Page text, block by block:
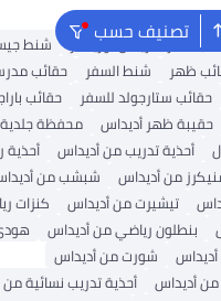
تصنيف حسب
سفر أمريكان توريستر
شنط
ظهر شنط السفر
حقائب
حقائب ستارجولد للسفر
حقائب
حقيبة ظهر أديداس
محفظة جلدية
أحذية تدريب من أديداس
أحذية
من أديداس
شبشب من
تيشيرت من أديداس
كنزات
بنطلون رياضي من أديداس
شورت من أديداس
من أديداس
أحذية تدريب نسائية